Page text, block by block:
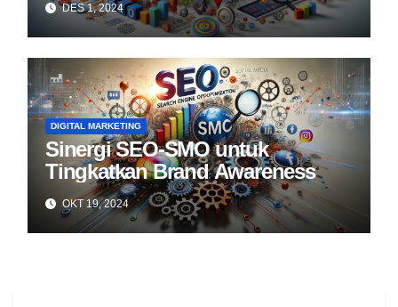
DES 1, 2024
DIGITAL MARKETING
Sinergi SEO-SMO untuk
Tingkatkan Brand Awareness
OKT 19, 2024